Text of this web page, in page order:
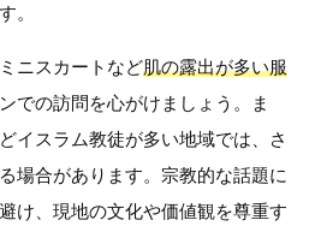
。
ニスカートなど肌の露出が多い服
での訪問を心がけましょう。ま
イスラム教徒が多い地域では、さ
場合があります。宗教的な話題に
け、現地の文化や価値観を尊重す